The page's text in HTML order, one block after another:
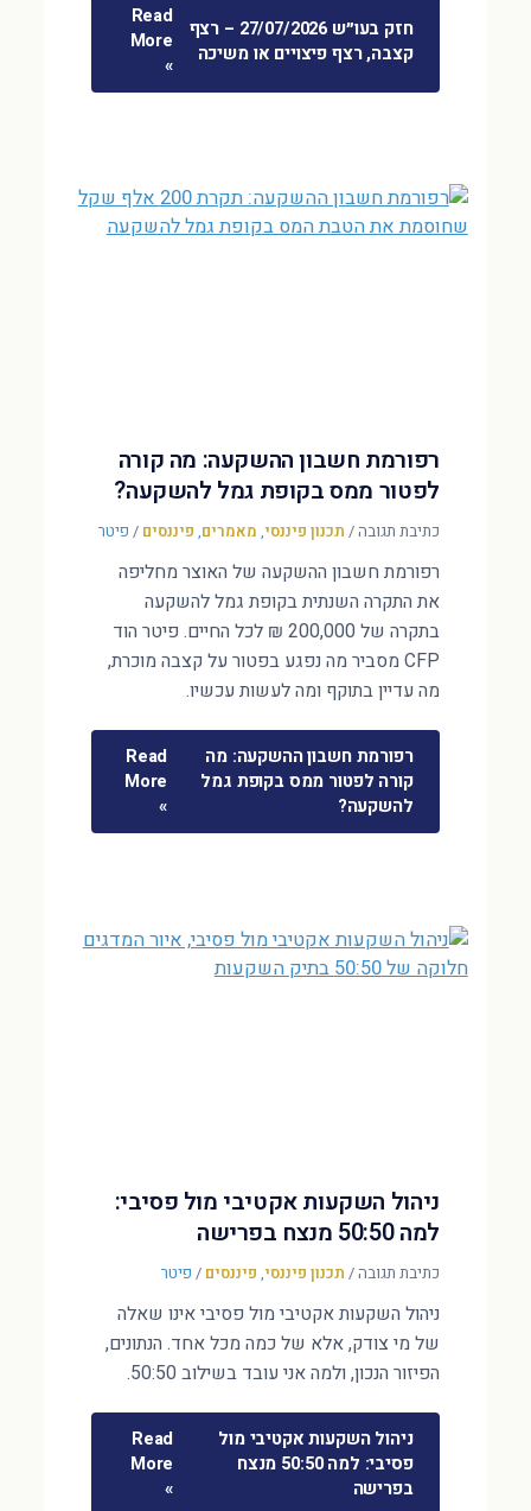
חזק בעו״ש 27/07/2026 – רצף
קצבה, רצף פיצויים או משיכה
Read
More
»
רפורמת חשבון ההשקעה: מה קורה
לפטור ממס בקופת גמל להשקעה?
כתיבת תגובה/ תכנון פיננסי, מאמרים, פיננסים / פיטר
רפורמת חשבון ההשקעה של האוצר מחליפה
את התקרה השנתית בקופת גמל להשקעה
בתקרה של 200,000 ₪ לכל החיים. פיטר הוד
CFP מסביר מה נפגע בפטור על קצבה מוכרת,
מה עדיין בתוקף ומה לעשות עכשיו.
רפורמת חשבון ההשקעה: מה
קורה לפטור ממס בקופת גמל
להשקעה?
Read
More
»
ניהול השקעות אקטיבי מול פסיבי:
למה 50:50 מנצח בפרישה
כתיבת תגובה/ תכנון פיננסי, פיננסים / פיטר
ניהול השקעות אקטיבי מול פסיבי אינו שאלה
של מי צודק, אלא של כמה מכל אחד. הנתונים,
הפיזור הנכון, ולמה אני עובד בשילוב 50:50.
ניהול השקעות אקטיבי מול
פסיבי: למה 50:50 מנצח
בפרישה
Read
More
»